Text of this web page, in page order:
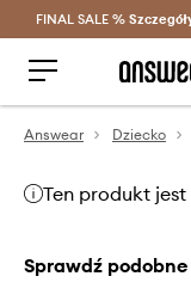
FINAL SALE %
Answear Dziecko
Ten produkt
Sprawdź